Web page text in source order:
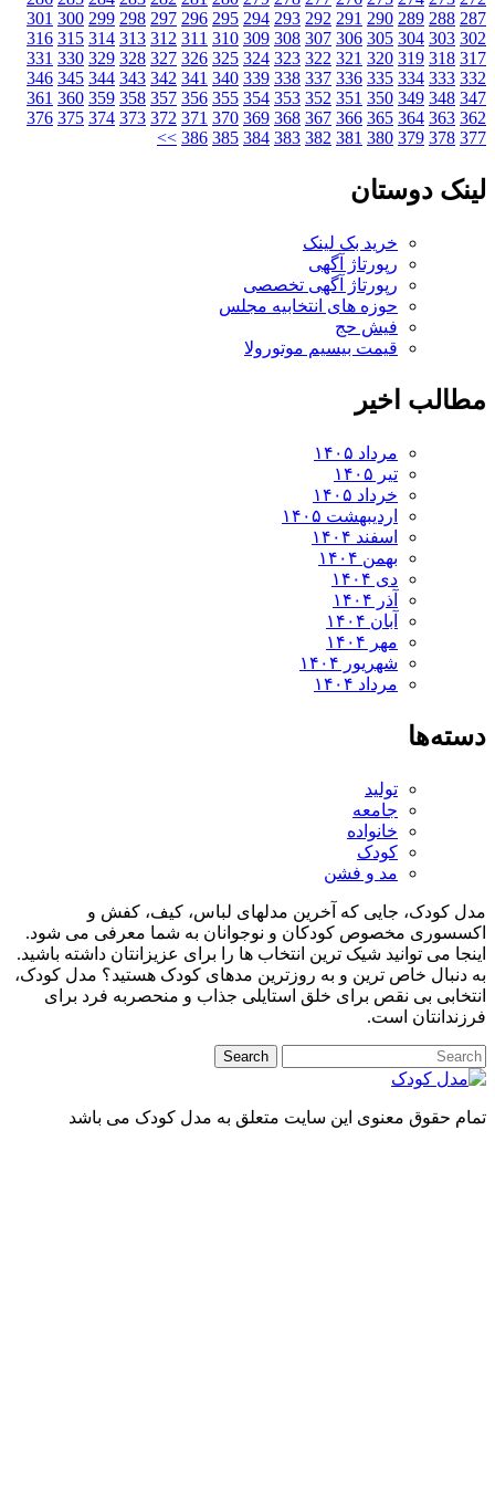
288
289
290
291
292
293
294
295
296
297
298
299
300
301
303
304
305
306
307
308
309
310
311
312
313
314
315
316
318
319
320
321
322
323
324
325
326
327
328
329
330
331
333
334
335
336
337
338
339
340
341
342
343
344
345
346
348
349
350
351
352
353
354
355
356
357
358
359
360
361
363
364
365
366
367
368
369
370
371
372
373
374
375
376
378
379
380
381
382
383
384
385
386
>>
دوستان
خرید بک لینک
رپورتاژ آگهی
رپورتاژ آگهی تخصصی
حوزه های انتخابیه مجلس
فیش حج
قیمت بیسیم موتورولا
اخیر
مرداد ۱۴۰۵
تیر ۱۴۰۵
خرداد ۱۴۰۵
اردیبهشت ۱۴۰۵
اسفند ۱۴۰۴
بهمن ۱۴۰۴
دی ۱۴۰۴
آذر ۱۴۰۴
آبان ۱۴۰۴
مهر ۱۴۰۴
شهریور ۱۴۰۴
مرداد ۱۴۰۴
تولید
جامعه
خانواده
کودک
مد و فشن
کودک، جایی که آخرین مدلهای لباس، کیف، کفش و
مخصوص کودکان و نوجوانان به شما معرفی می شود.
می توانید شیک ترین انتخاب ها را برای عزیزانتان داشته باشید.
خاص ترین و به روزترین مدهای کودک هستید؟ مدل کودک،
بی نقص برای خلق استایلی جذاب و منحصربه فرد برای
است.
حقوق معنوی این سایت متعلق به مدل کودک می باشد